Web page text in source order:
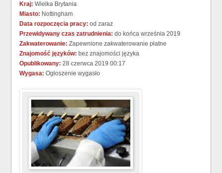
Kraj: Wielka Brytania
Miasto: Nottingham
Data rozpoczęcia pracy: od zaraz
Przewidywany czas zatrudnienia: do końca września 2019
Zakwaterowanie: Zapewnione zakwaterowanie płatne
Znajomość języków: bez znajomości języka
Opublikowany: 28 czerwca 2019 00:17
Wygasa: Ogłoszenie wygasło